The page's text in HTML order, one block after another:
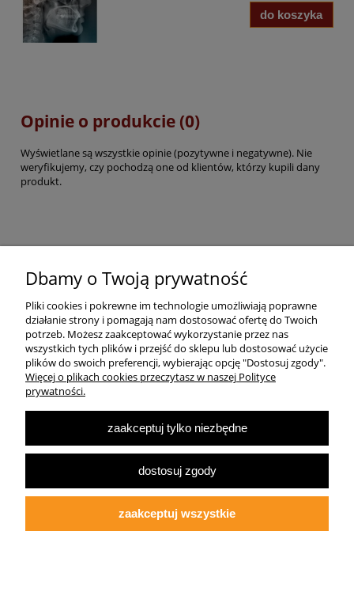
do koszyka
Opinie o produkcie (0)
Wyświetlane są wszystkie opinie (pozytywne i negatywne). Nie
weryfikujemy, czy pochodzą one od klientów, którzy kupili dany
produkt.
Pomoc
Dostawa
Moje konto
Największa Księgarnia Internetowa Po Prawej Stronie, ulubiona księgarnia
Multibook.pl- Wszelkie prawa zastrzeżone.
Księgarnia prawicowa, prawicowe książki, katolicyzm, tradycjonalizm, patriotyzm,
koszulki patriotyczne.
Dbamy o Twoją prywatność
Pliki cookies i pokrewne im technologie umożliwiają poprawne
działanie strony i pomagają nam dostosować ofertę do Twoich
potrzeb. Możesz zaakceptować wykorzystanie przez nas
wszystkich tych plików i przejść do sklepu lub dostosować użycie
plików do swoich preferencji, wybierając opcję "Dostosuj zgody".
Więcej o plikach cookies przeczytasz w naszej Polityce
prywatności.
zaakceptuj tylko niezbędne
dostosuj zgody
zaakceptuj wszystkie